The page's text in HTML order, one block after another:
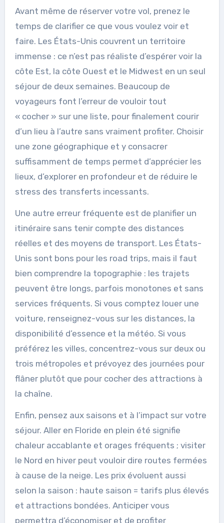
Avant même de réserver votre vol, prenez le
temps de clarifier ce que vous voulez voir et
faire. Les États-Unis couvrent un territoire
immense : ce n’est pas réaliste d’espérer voir la
côte Est, la côte Ouest et le Midwest en un seul
séjour de deux semaines. Beaucoup de
voyageurs font l’erreur de vouloir tout
« cocher » sur une liste, pour finalement courir
d’un lieu à l’autre sans vraiment profiter. Choisir
une zone géographique et y consacrer
suffisamment de temps permet d’apprécier les
lieux, d’explorer en profondeur et de réduire le
stress des transferts incessants.
Une autre erreur fréquente est de planifier un
itinéraire sans tenir compte des distances
réelles et des moyens de transport. Les États-
Unis sont bons pour les road trips, mais il faut
bien comprendre la topographie : les trajets
peuvent être longs, parfois monotones et sans
services fréquents. Si vous comptez louer une
voiture, renseignez-vous sur les distances, la
disponibilité d’essence et la météo. Si vous
préférez les villes, concentrez-vous sur deux ou
trois métropoles et prévoyez des journées pour
flâner plutôt que pour cocher des attractions à
la chaîne.
Enfin, pensez aux saisons et à l’impact sur votre
séjour. Aller en Floride en plein été signifie
chaleur accablante et orages fréquents ; visiter
le Nord en hiver peut vouloir dire routes fermées
à cause de la neige. Les prix évoluent aussi
selon la saison : haute saison = tarifs plus élevés
et attractions bondées. Anticiper vous
permettra d’économiser et de profiter